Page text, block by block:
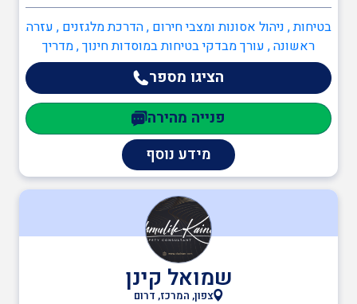
ביטחון
כיבוי אש
הגנת הסביבה
שמאות ובדק נכס
אדריכלים
בטיחות , ניהול אסונות ומצבי חירום , הדרכת מלגזנים , עזרה
ראשונה , עורך מבדקי בטיחות במוסדות חינוך , מדריך
עבודה בגובה , ממונה בטיחות בעבודה , כיבוי אש ,
כתיבה/עדכון תיק שטח , כתיבה/עדכון תיק מפעל , הקמה,
הכנה ותרגול צוותי חירום מפעליים , יועץ בטיחות אש ,
ממונה בטיחות אש , תעבורה , רענון מלגזנים , מכונה ניידת ,
מלגזנים , יועצים משפטיים , עד מומחה
הציגו מספר
פנייה מהירה
מידע נוסף
שמואל קינן
צפון, המרכז, דרום